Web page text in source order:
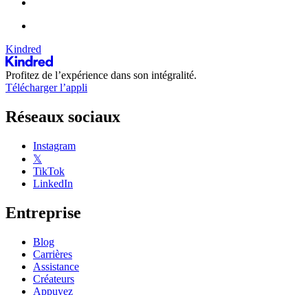
Kindred
Profitez de l’expérience dans son intégralité.
Télécharger l’appli
Réseaux sociaux
Instagram
𝕏
TikTok
LinkedIn
Entreprise
Blog
Carrières
Assistance
Créateurs
Appuyez